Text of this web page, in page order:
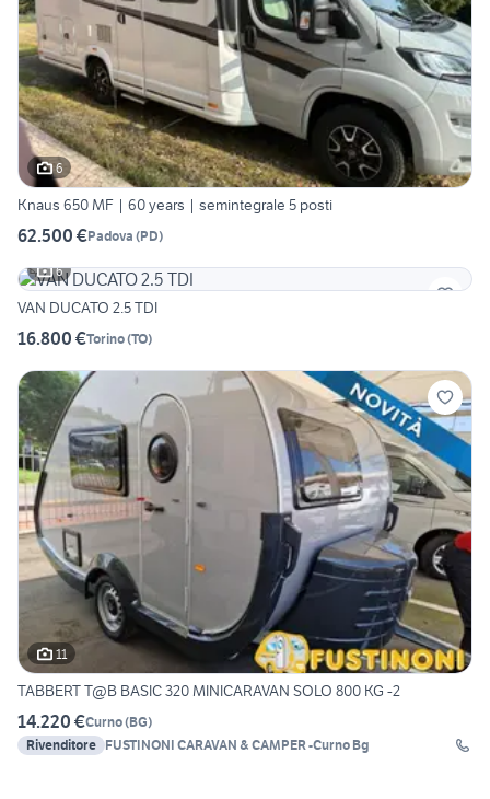
6
Knaus 650 MF | 60 years | semintegrale 5 posti
62.500 €Padova (PD)
6
VAN DUCATO 2.5 TDI
16.800 €Torino(TO)
11
TABBERT T@B BASIC 320 MINICARAVAN SOLO 800 KG -2
14.220 €Curno(BG)
Rivenditore FUSTINONI CARAVAN & CAMPER -Curno Bg